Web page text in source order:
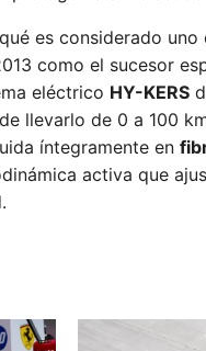
es considerado
como el sucesor
eléctrico HY-KERS
llevarlo de 0 a 100
íntegramente en
activa que